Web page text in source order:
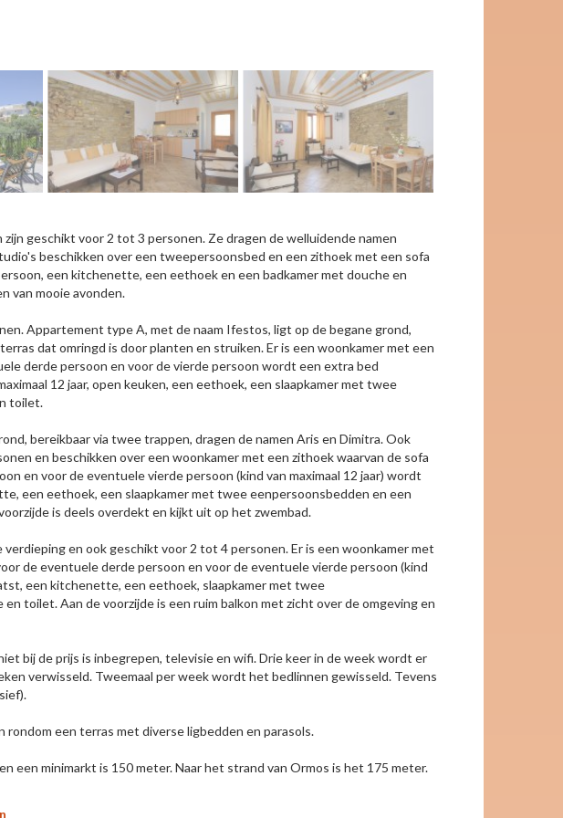
geschikt voor 2 tot 3 personen. Ze dragen de welluidende namen
beschikken over een tweepersoonsbed en een zithoek met een sofa
een kitchenette, een eethoek en een badkamer met douche en
van mooie avonden.
Appartement type A, met de naam Ifestos, ligt op de begane grond,
dat omringd is door planten en struiken. Er is een woonkamer met een
derde persoon en voor de vierde persoon wordt een extra bed
12 jaar, open keuken, een eethoek, een slaapkamer met twee
toilet.
bereikbaar via twee trappen, dragen de namen Aris en Dimitra. Ook
en beschikken over een woonkamer met een zithoek waarvan de sofa
en voor de eventuele vierde persoon (kind van maximaal 12 jaar) wordt
een eethoek, een slaapkamer met twee eenpersoonsbedden en een
is deels overdekt en kijkt uit op het zwembad.
en ook geschikt voor 2 tot 4 personen. Er is een woonkamer met
de eventuele derde persoon en voor de eventuele vierde persoon (kind
een kitchenette, een eethoek, slaapkamer met twee
toilet. Aan de voorzijde is een ruim balkon met zicht over de omgeving en
bij de prijs is inbegrepen, televisie en wifi. Drie keer in de week wordt er
verwisseld. Tweemaal per week wordt het bedlinnen gewisseld. Tevens
een terras met diverse ligbedden en parasols.
een minimarkt is 150 meter. Naar het strand van Ormos is het 175 meter.